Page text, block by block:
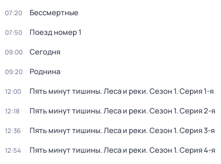
07:20 Бессмертные
07:50 Поезд номер 1
09:00 Сегодня
09:20 Роднина
12:00 Пять минут тишины. Леса и реки. Сезон 1. Серия 1-я
12:18 Пять минут тишины. Леса и реки. Сезон 1. Серия 2-я
12:36 Пять минут тишины. Леса и реки. Сезон 1. Серия 3-я
12:54 Пять минут тишины. Леса и реки. Сезон 1. Серия 4-я